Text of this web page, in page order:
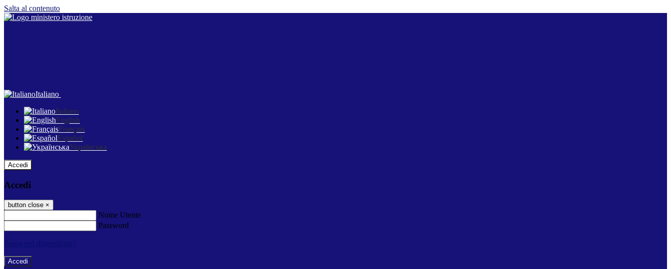
Salta al contenuto
Italiano
Italiano
English
Français
Español
Українська
Accedi
Accedi
button close ×
Nome Utente
Password